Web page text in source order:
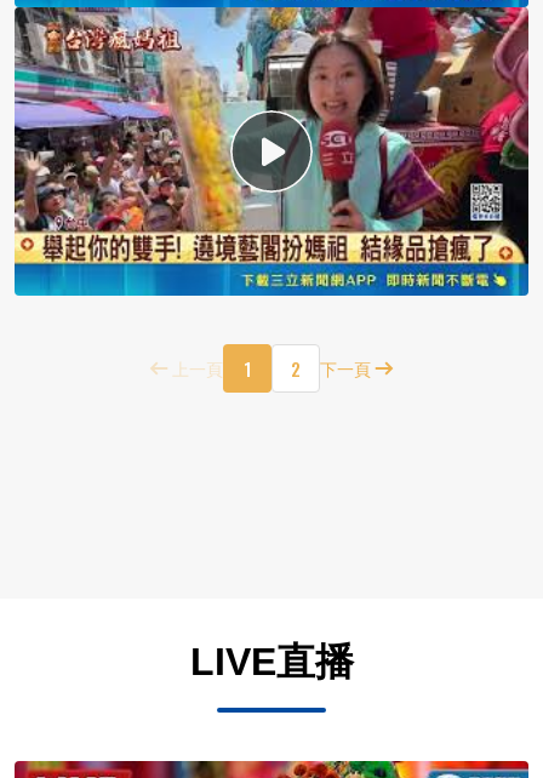
上一頁 1 2 下一頁
LIVE直播